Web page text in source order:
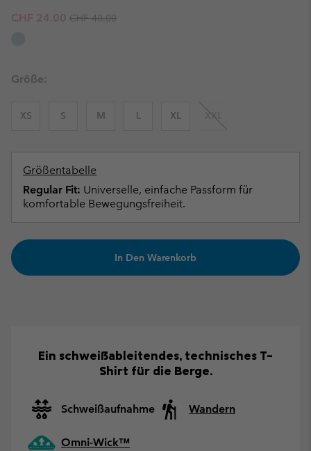
Sale price:
CHF 24.00 Regular price:
CHF 40.00
Größe:
XS S M L XL XXL
Größentabelle
Regular Fit: Universelle, einfache Passform für
komfortable Bewegungsfreiheit.
In Den Warenkorb
Ein schweißableitendes, technisches T-
Shirt für die Berge.
Schweißaufnahme Wandern
Omni-Wick™